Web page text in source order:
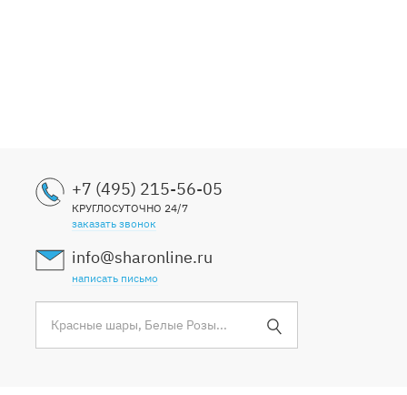
+7 (495) 215-56-05
КРУГЛОСУТОЧНО 24/7
заказать звонок
info@sharonline.ru
написать письмо